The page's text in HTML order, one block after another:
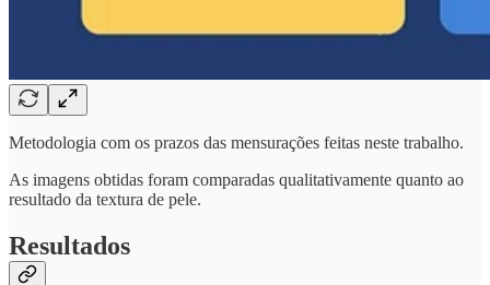
Metodologia com os prazos das mensurações feitas neste trabalho.
As imagens obtidas foram comparadas qualitativamente quanto ao
resultado da textura de pele.
Resultados